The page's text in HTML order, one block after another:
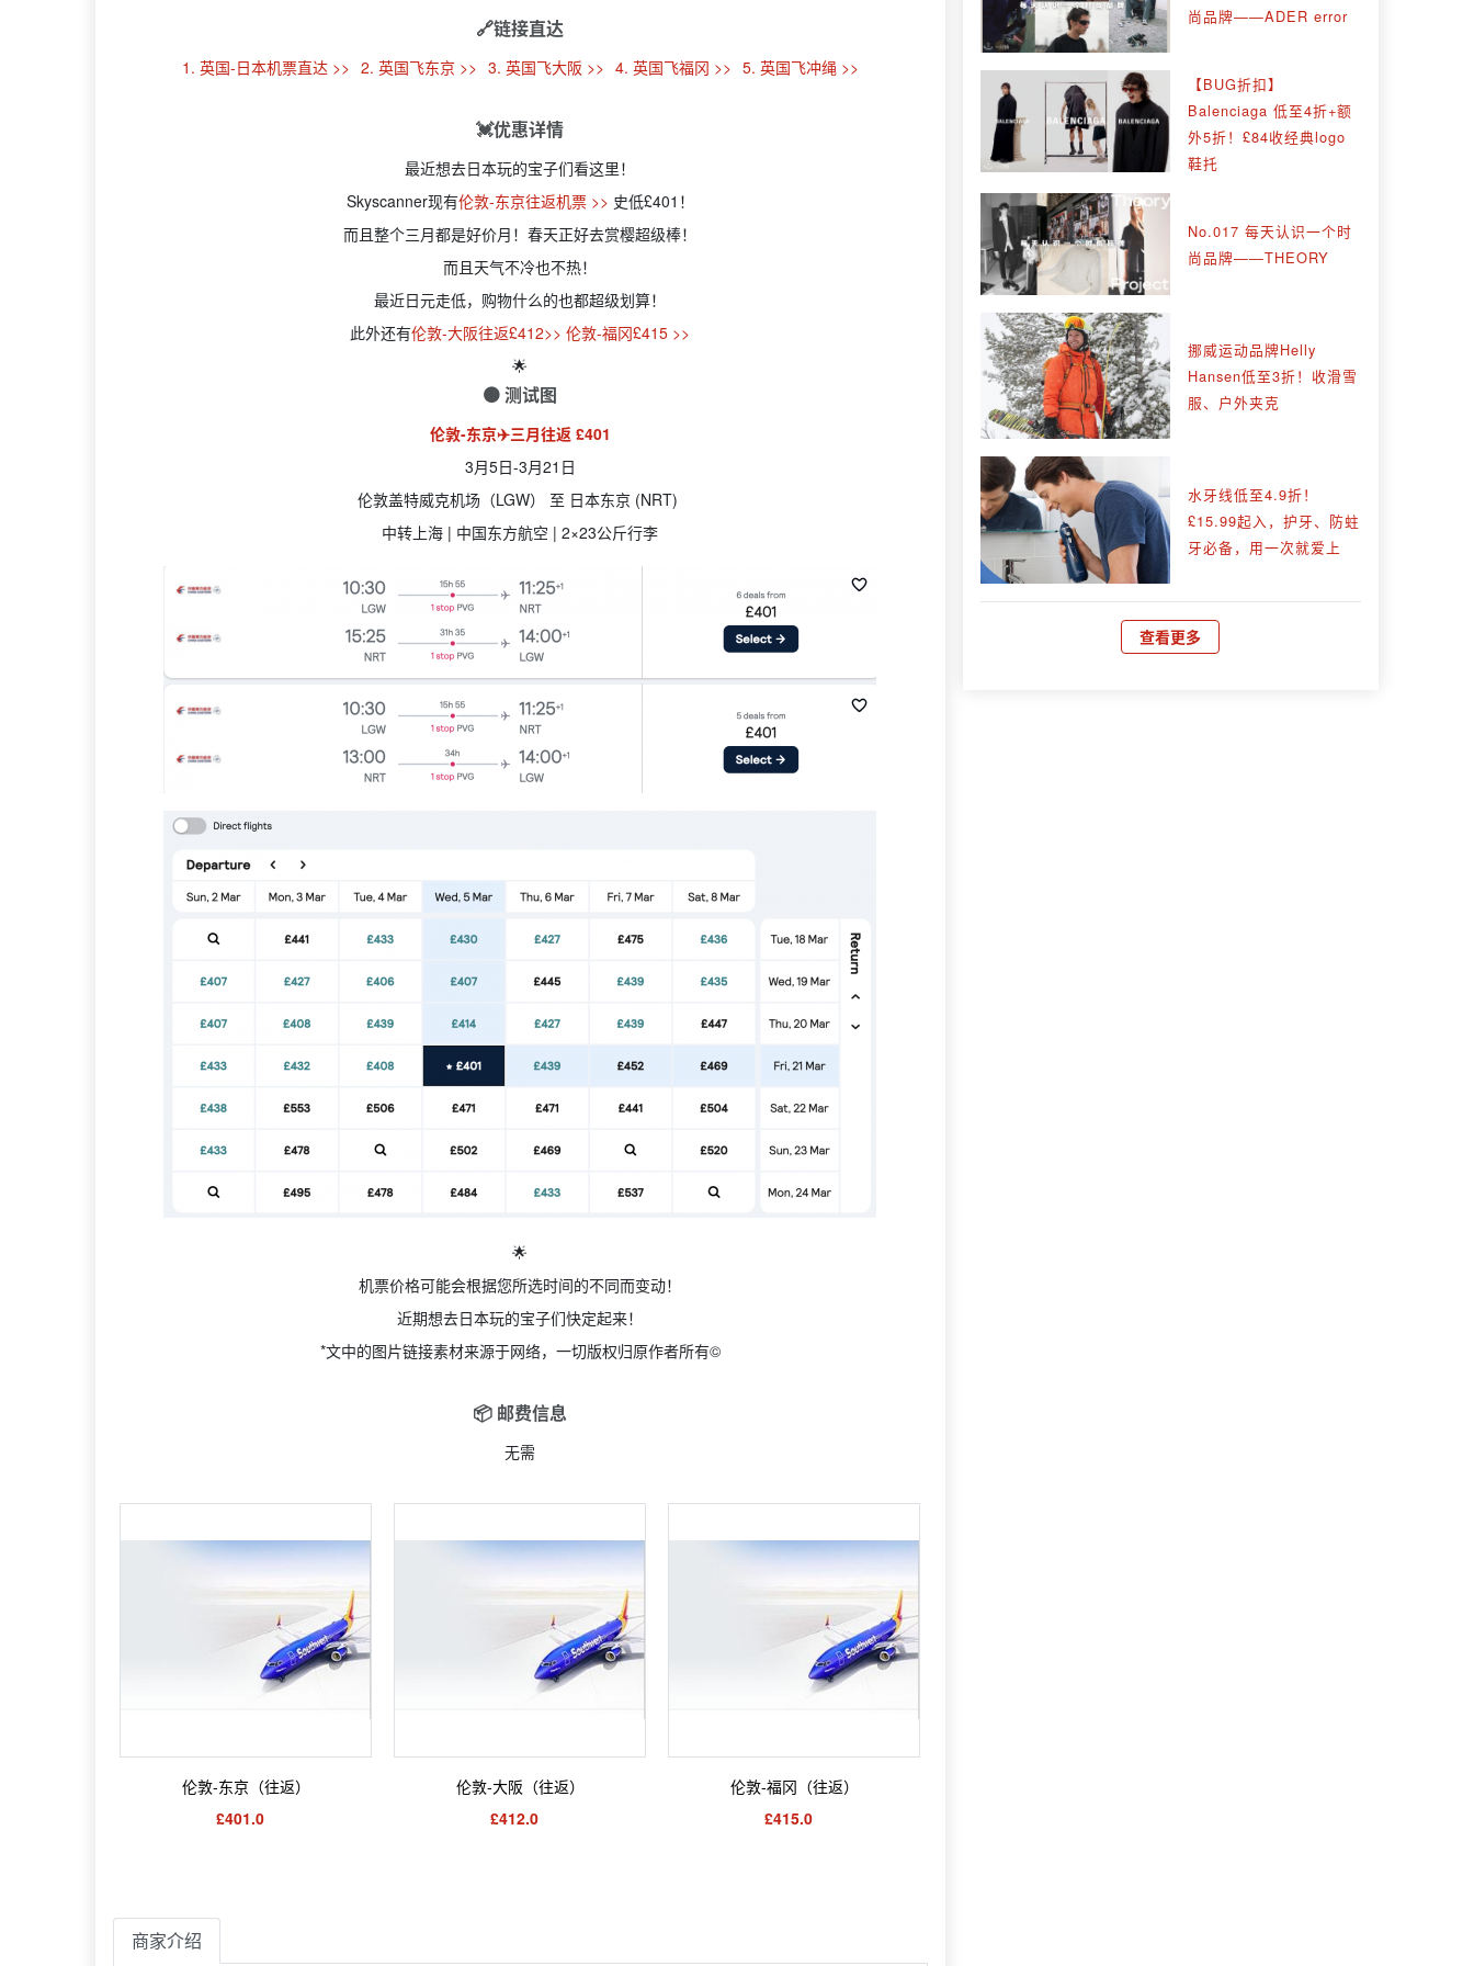
🔗链接直达
1. 英国-日本机票直达 >> 2. 英国飞东京 >> 3. 英国飞大阪 >> 4. 英国飞福冈 >> 5. 英国飞冲绳 >>
💓优惠详情
最近想去日本玩的宝子们看这里！
Skyscanner现有伦敦-东京往返机票 >> 史低£401！
而且整个三月都是好价月！春天正好去赏樱超级棒！
而且天气不冷也不热！
最近日元走低，购物什么的也都超级划算！
此外还有伦敦-大阪往返£412>> 伦敦-福冈£415 >>
🌟
🟤 测试图
伦敦-东京✈️三月往返 £401
3月5日-3月21日
伦敦盖特威克机场（LGW） 至 日本东京 (NRT)
中转上海 | 中国东方航空 | 2×23公斤行李
🌟
机票价格可能会根据您所选时间的不同而变动！
近期想去日本玩的宝子们快定起来！
*文中的图片链接素材来源于网络，一切版权归原作者所有©
📦 邮费信息
无需
伦敦-东京（往返）
£401.0
伦敦-大阪（往返）
£412.0
伦敦-福冈（往返）
£415.0
商家介绍
尚品牌——ADER error
【BUG折扣】
Balenciaga 低至4折+额
外5折！£84收经典logo
鞋托
No.017 每天认识一个时
尚品牌——THEORY
挪威运动品牌Helly
Hansen低至3折！收滑雪
服、户外夹克
水牙线低至4.9折！
£15.99起入，护牙、防蛀
牙必备，用一次就爱上
查看更多